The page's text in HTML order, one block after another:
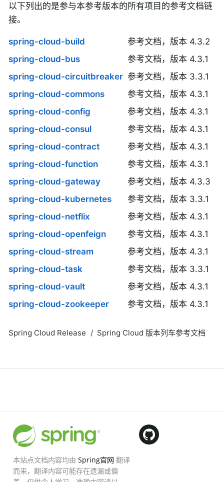
以下列出的是参与本参考版本的所有项目的参考文档链
接。
spring-cloud-build
参考文档，版本 4.3.2
spring-cloud-bus
参考文档，版本 4.3.1
spring-cloud-circuitbreaker 参考文档，版本 3.3.1
spring-cloud-commons
参考文档，版本 4.3.1
spring-cloud-config
参考文档，版本 4.3.1
spring-cloud-consul
参考文档，版本 4.3.1
spring-cloud-contract
参考文档，版本 4.3.1
spring-cloud-function
参考文档，版本 4.3.1
spring-cloud-gateway
参考文档，版本 4.3.3
spring-cloud-kubernetes
参考文档，版本 3.3.1
spring-cloud-netflix
参考文档，版本 4.3.1
spring-cloud-openfeign
参考文档，版本 4.3.1
spring-cloud-stream
参考文档，版本 4.3.1
spring-cloud-task
参考文档，版本 3.3.1
spring-cloud-vault
参考文档，版本 4.3.1
spring-cloud-zookeeper
参考文档，版本 4.3.1
Spring Cloud Release Spring Cloud 版本列车参考文档
本站点文档内容均由 Spring官网 翻译
而来，翻译内容可能存在遗漏或偏